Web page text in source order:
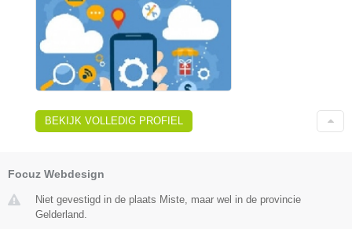
BEKIJK VOLLEDIG PROFIEL
Focuz Webdesign
Niet gevestigd in de plaats Miste, maar wel in de provincie
Gelderland.